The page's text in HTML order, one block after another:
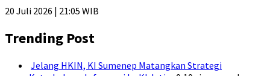
20 Juli 2026 | 21:05 WIB
Trending Post
Jelang HKIN, KI Sumenep Matangkan Strategi